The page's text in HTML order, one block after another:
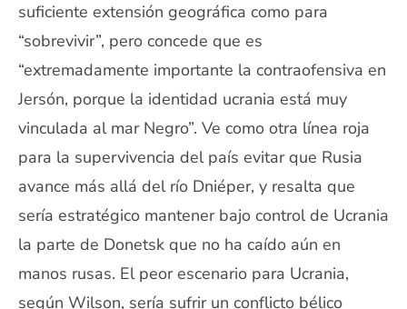
suficiente extensión geográfica como para
“sobrevivir”, pero concede que es
“extremadamente importante la contraofensiva en
Jersón, porque la identidad ucrania está muy
vinculada al mar Negro”. Ve como otra línea roja
para la supervivencia del país evitar que Rusia
avance más allá del río Dniéper, y resalta que
sería estratégico mantener bajo control de Ucrania
la parte de Donetsk que no ha caído aún en
manos rusas. El peor escenario para Ucrania,
según Wilson, sería sufrir un conflicto bélico